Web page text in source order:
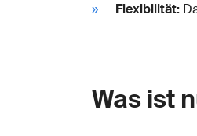
Flexibilität:
Was ist